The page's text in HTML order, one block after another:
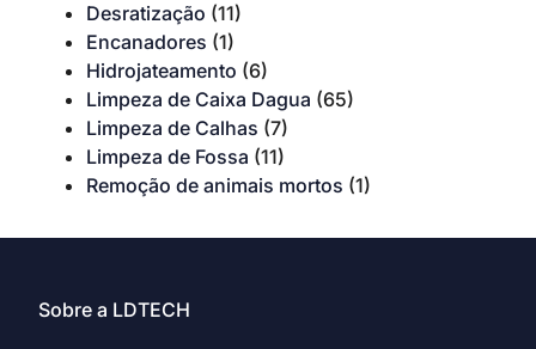
Desratização (11)
Encanadores (1)
Hidrojateamento (6)
Limpeza de Caixa Dagua (65)
Limpeza de Calhas (7)
Limpeza de Fossa (11)
Remoção de animais mortos (1)
Sobre a LDTECH